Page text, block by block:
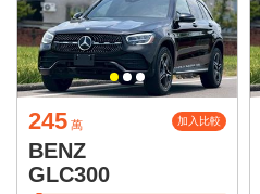
245 萬 加入比較
BENZ
GLC300